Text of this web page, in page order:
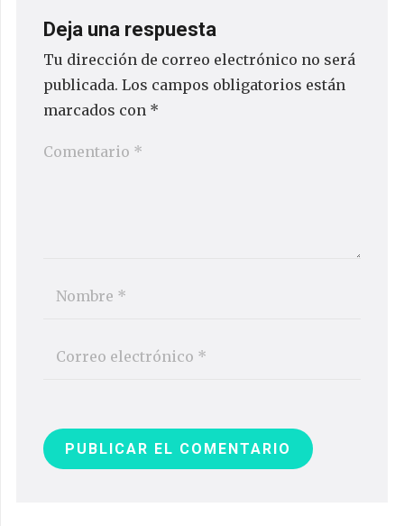
Deja una respuesta
Tu dirección de correo electrónico no será
publicada. Los campos obligatorios están
marcados con *
PUBLICAR EL COMENTARIO